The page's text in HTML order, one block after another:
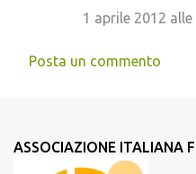
1 aprile 2012 alle
Posta un commento
ASSOCIAZIONE ITALIANA